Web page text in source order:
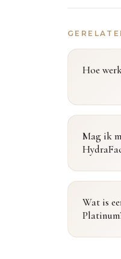
Hoe
Mag ik
Wat is